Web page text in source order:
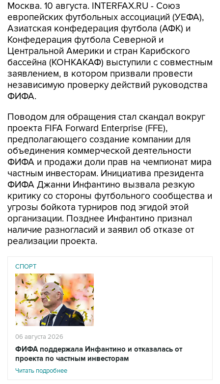
Москва. 10 августа. INTERFAX.RU - Союз
европейских футбольных ассоциаций (УЕФА),
Азиатская конфедерация футбола (АФК) и
Конфедерация футбола Северной и
Центральной Америки и стран Карибского
бассейна (КОНКАКАФ) выступили с совместным
заявлением, в котором призвали провести
независимую проверку действий руководства
ФИФА.
Поводом для обращения стал скандал вокруг
проекта FIFA Forward Enterprise (FFE),
предполагающего создание компании для
объединения коммерческой деятельности
ФИФА и продажи доли прав на чемпионат мира
частным инвесторам. Инициатива президента
ФИФА Джанни Инфантино вызвала резкую
критику со стороны футбольного сообщества и
угрозы бойкота турниров под эгидой этой
организации. Позднее Инфантино признал
наличие разногласий и заявил об отказе от
реализации проекта.
СПОРТ
06 августа 2026
ФИФА поддержала Инфантино и отказалась от
проекта по частным инвесторам
Читать подробнее